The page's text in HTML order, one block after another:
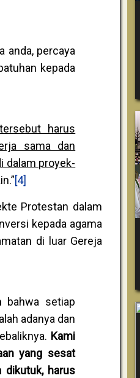
anda, percaya
kepada
harus
sama dan
dalam proyek-
[4]
Protestan dalam
kepada agama
di luar Gereja
bahwa setiap
adanya dan
Kami
yang sesat
dikutuk, harus